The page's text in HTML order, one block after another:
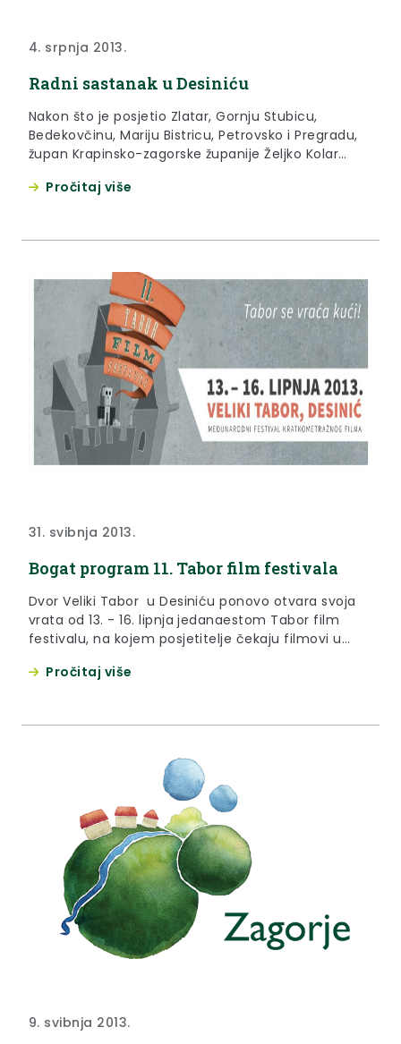
4. srpnja 2013.
Radni sastanak u Desiniću
Nakon što je posjetio Zlatar, Gornju Stubicu,
Bedekovčinu, Mariju Bistricu, Petrovsko i Pregradu,
župan Krapinsko-zagorske županije Željko Kolar
županije pa je tako jučer održao radne sastanke u
Pročitaj više
31. svibnja 2013.
Bogat program 11. Tabor film festivala
Dvor Veliki Tabor u Desiniću ponovo otvara svoja
vrata od 13. - 16. lipnja jedanaestom Tabor film
festivalu, na kojem posjetitelje čekaju filmovi u
premijere, gostujući filmski programi, filmske
Pročitaj više
9. svibnja 2013.